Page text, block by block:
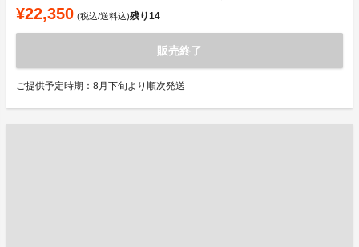
¥22,350 (税込/送料込)残り14
販売終了
ご提供予定時期：8月下旬より順次発送